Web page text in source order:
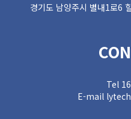
경기도 남양주시 별내1로6
Tel
E-mail